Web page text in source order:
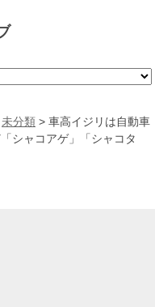
未分類 > 車高イジリは自動車
シャコアゲ」「シャコタ